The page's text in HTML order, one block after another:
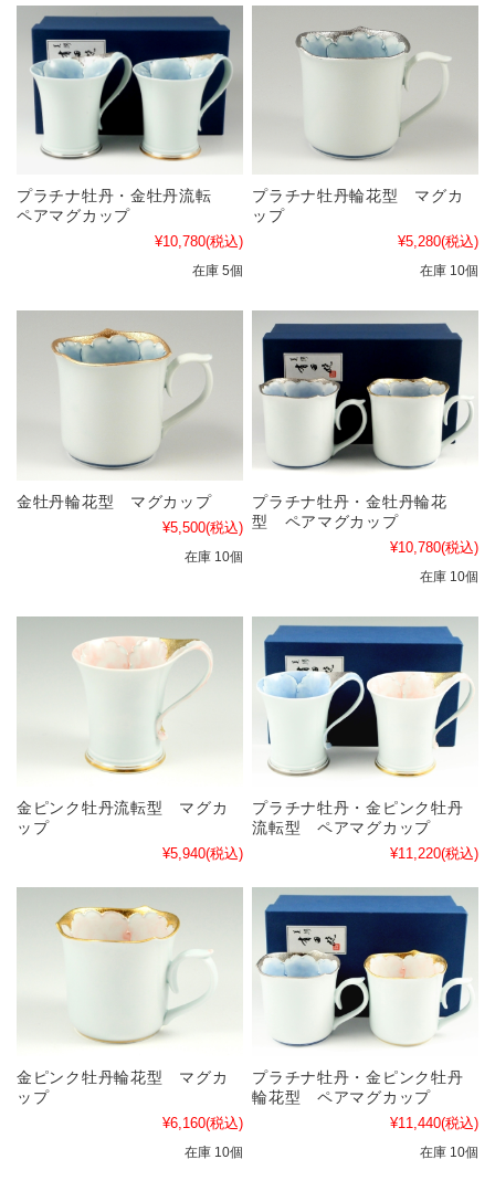
プラチナ牡丹・金牡丹流転
ペアマグカップ
¥10,780(税込)
在庫 5個
プラチナ牡丹輪花型 マグカ
ップ
¥5,280(税込)
在庫 10個
金牡丹輪花型 マグカップ
¥5,500(税込)
在庫 10個
プラチナ牡丹・金牡丹輪花
型 ペアマグカップ
¥10,780(税込)
在庫 10個
金ピンク牡丹流転型 マグカ
ップ
¥5,940(税込)
プラチナ牡丹・金ピンク牡丹
流転型 ペアマグカップ
¥11,220(税込)
金ピンク牡丹輪花型 マグカ
ップ
¥6,160(税込)
在庫 10個
プラチナ牡丹・金ピンク牡丹
輪花型 ペアマグカップ
¥11,440(税込)
在庫 10個